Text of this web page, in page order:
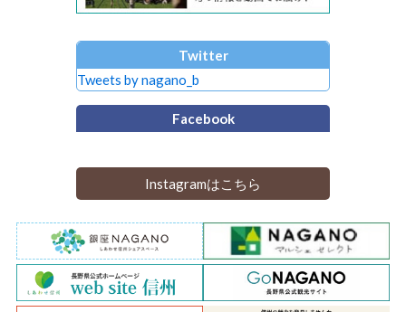
Twitter
Tweets by nagano_b
Facebook
Instagramはこちら